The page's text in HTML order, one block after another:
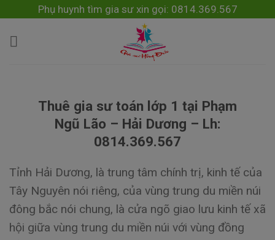
to
content
Phụ huynh tìm gia sư xin gọi: 0814.369.567
Thuê gia sư toán lớp 1 tại Phạm
Ngũ Lão – Hải Dương – Lh:
0814.369.567
Tỉnh Hải Dương, là trung tâm chính trị, kinh tế của
Tây Nguyên nói riêng, của vùng trung du miền núi
đông bắc nói chung, là cửa ngõ giao lưu kinh tế xã
hội giữa vùng trung du miền núi với vùng đồng
modal-check